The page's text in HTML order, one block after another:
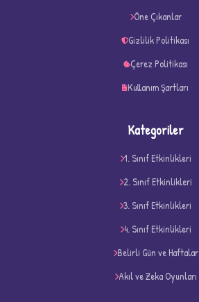
Öne Çıkanlar
Gizlilik Politikası
Çerez Politikası
Kullanım Şartları
Kategoriler
1. Sınıf Etkinlikleri
2. Sınıf Etkinlikleri
3. Sınıf Etkinlikleri
4. Sınıf Etkinlikleri
Belirli Gün ve Haftalar
Akıl ve Zeka Oyunları